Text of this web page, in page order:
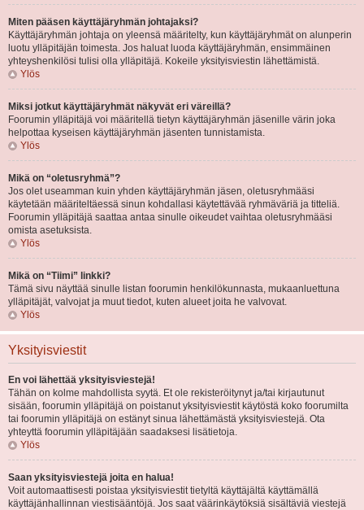
Miten pääsen käyttäjäryhmän johtajaksi?
Käyttäjäryhmän johtaja on yleensä määritelty, kun käyttäjäryhmät on alunperin
luotu ylläpitäjän toimesta. Jos haluat luoda käyttäjäryhmän, ensimmäinen
yhteyshenkilösi tulisi olla ylläpitäjä. Kokeile yksityisviestin lähettämistä.
Ylös
Miksi jotkut käyttäjäryhmät näkyvät eri väreillä?
Foorumin ylläpitäjä voi määritellä tietyn käyttäjäryhmän jäsenille värin joka
helpottaa kyseisen käyttäjäryhmän jäsenten tunnistamista.
Ylös
Mikä on “oletusryhmä”?
Jos olet useamman kuin yhden käyttäjäryhmän jäsen, oletusryhmääsi
käytetään määriteltäessä sinun kohdallasi käytettävää ryhmäväriä ja titteliä.
Foorumin ylläpitäjä saattaa antaa sinulle oikeudet vaihtaa oletusryhmääsi
omista asetuksista.
Ylös
Mikä on “Tiimi” linkki?
Tämä sivu näyttää sinulle listan foorumin henkilökunnasta, mukaanluettuna
ylläpitäjät, valvojat ja muut tiedot, kuten alueet joita he valvovat.
Ylös
Yksityisviestit
En voi lähettää yksityisviestejä!
Tähän on kolme mahdollista syytä. Et ole rekisteröitynyt ja/tai kirjautunut
sisään, foorumin ylläpitäjä on poistanut yksityisviestit käytöstä koko foorumilta
tai foorumin ylläpitäjä on estänyt sinua lähettämästä yksityisviestejä. Ota
yhteyttä foorumin ylläpitäjään saadaksesi lisätietoja.
Ylös
Saan yksityisviestejä joita en halua!
Voit automaattisesti poistaa yksityisviestit tietyltä käyttäjältä käyttämällä
käyttäjänhallinnan viestisääntöjä. Jos saat väärinkäytöksiä sisältäviä viestejä